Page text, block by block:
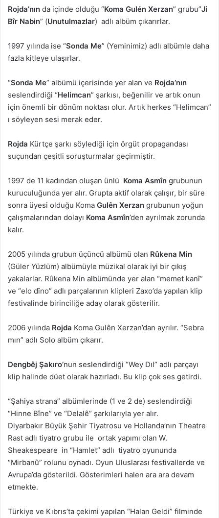
Rojda’nın da içinde olduğu “Koma Gulén Xerzan” grubu”Ji
Bîr Nabin” (Unutulmazlar) adlı albüm çıkarırlar.
1997 yılında ise “Sonda Me” (Yeminimiz) adlı albümle daha
fazla kitleye ulaşırlar.
“Sonda Me” albümü içerisinde yer alan ve Rojda’nın
seslendirdiği “Helimcan” şarkısı, beğenilir ve artık onun
için önemli bir dönüm noktası olur. Artık herkes “Helimcan”
ı söyleyen sesi merak eder.
Rojda Kürtçe şarkı söylediği için örgüt propagandası
suçundan çeşitli soruşturmalar geçirmiştir.
1997 de 11 kadından oluşan ünlü Koma Asmîn grubunun
kuruculuğunda yer alır. Grupta aktif olarak çalışır, bir süre
sonra üyesi olduğu Koma Gulên Xerzan grubunun yoğun
çalışmalarından dolayı Koma Asmîn’den ayrılmak zorunda
kalır.
2005 yılında grubun üçüncü albümü olan Rûkena Min
(Güler Yüzlüm) albümüyle müzikal olarak iyi bir çıkış
yakalarlar. Rûkena Min albümünde yer alan “memet kanî”
ve “elo dîno” adlı parçalarının klipleri Zaxo’da yapılan klip
festivalinde birinciliğe aday olarak gösterilir.
2006 yılında Rojda Koma Gulên Xerzan’dan ayrılır. “Sebra
mın” adlı Solo albüm çıkarır.
Dengbêj Şakıro’nun seslendirdiği “Wey Dıl” adlı parçayı
klip halinde düet olarak hazırladı. Bu klip çok ses getirdi.
“Şahiya strana” albümlerinde (1 ve 2 de) seslendirdiği
“Hinne Bîne” ve “Delalê” şarkılarıyla yer alır.
Diyarbakır Büyük Şehir Tiyatrosu ve Hollanda’nın Theatre
Rast adlı tiyatro grubu ile ortak yapımı olan W.
Sheakespeare in “Hamlet” adlı tiyatro oyununda
“Mirbanû” rolunu oynadı. Oyun Uluslarası festivallerde ve
Avrupa’da gösterildi. Gösterimleri halen ara ara devam
etmekte.
Türkiye ve Kıbrıs’ta çekimi yapılan “Halan Geldi” filminde